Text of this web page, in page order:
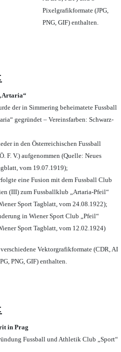
Pixelgrafikformate (JPG,
PNG, GIF) enthalten.
der in Simmering beheimatete Fussball
gegründet – Vereinsfarben: Schwarz-
in den Österreichischen Fussball
F. V.) aufgenommen (Quelle: Neues
vom 19.07.1919);
eine Fusion mit dem Fussball Club
(III) zum Fussballklub „Artaria-Pfeil“
Sport Tagblatt, vom 24.08.1922);
in Wiener Sport Club „Pfeil“
Sport Tagblatt, vom 12.02.1924)
Vektorgrafikformate (CDR, AI
PNG, GIF) enthalten.
in Prag
Fussball und Athletik Club „Sport“